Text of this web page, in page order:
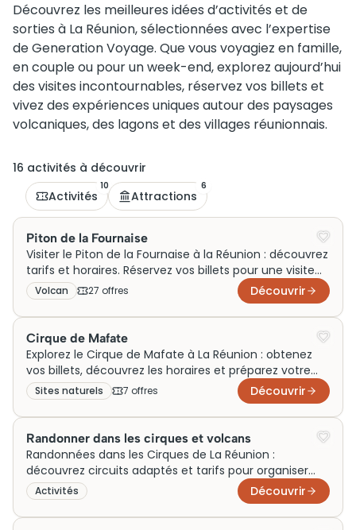
Découvrez les meilleures idées d’activités et de
sorties à La Réunion, sélectionnées avec l’expertise
de Generation Voyage. Que vous voyagiez en famille,
en couple ou pour un week-end, explorez aujourd’hui
des visites incontournables, réservez vos billets et
vivez des expériences uniques autour des paysages
volcaniques, des lagons et des villages réunionnais.
16 activités à découvrir
Activités
10
Attractions
6
Piton de la Fournaise
Visiter le Piton de la Fournaise à la Réunion : découvrez
tarifs et horaires. Réservez vos billets pour une visite
inoubliable dès maintenant !
Volcan 27 offres Découvrir
Cirque de Mafate
Explorez le Cirque de Mafate à La Réunion : obtenez
vos billets, découvrez les horaires et préparez votre
visite dès aujourd'hui !
Sites naturels 7 offres Découvrir
Randonner dans les cirques et volcans
Randonnées dans les Cirques de La Réunion :
découvrez circuits adaptés et tarifs pour organiser
facilement votre prochaine sortie
Activités Découvrir